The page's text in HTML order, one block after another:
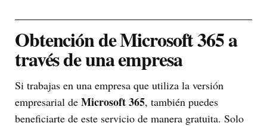
Obtención de Microsoft 365 a
través de una empresa
Si trabajas en una empresa que utiliza la versión
empresarial de Microsoft 365, también puedes
beneficiarte de este servicio de manera gratuita. Solo